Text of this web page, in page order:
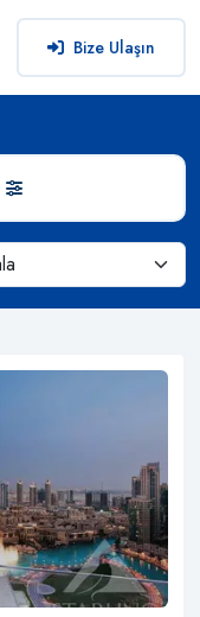
Bize Ulaşın